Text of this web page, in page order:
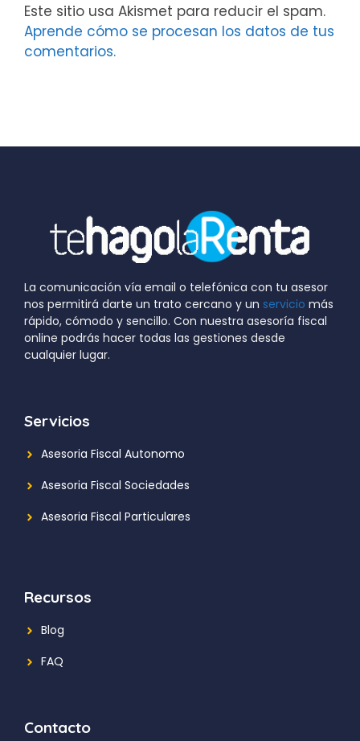
Este sitio usa Akismet para reducir el spam.
Aprende cómo se procesan los datos de tus
comentarios.
La comunicación vía email o telefónica con tu asesor
nos permitirá darte un trato cercano y un servicio más
rápido, cómodo y sencillo. Con nuestra asesoría fiscal
online podrás hacer todas las gestiones desde
cualquier lugar.
Servicios
Asesoria Fiscal Autonomo
Asesoria Fiscal Sociedades
Asesoria Fiscal Particulares
Recursos
Blog
FAQ
Contacto